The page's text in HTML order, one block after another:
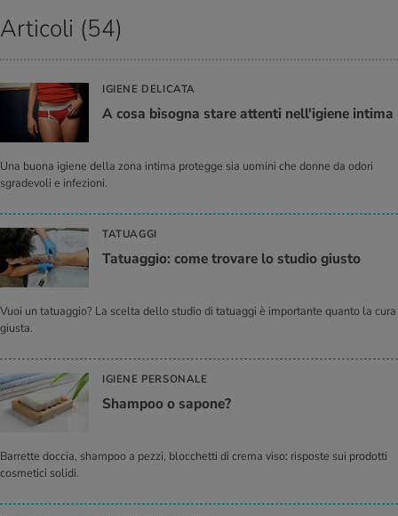
Articoli (54)
IGIENE DELICATA
A cosa bi­so­gna stare at­ten­ti nel­l'i­gie­ne in­ti­ma
Una buona igiene della zona intima protegge sia uomini che donne da odori
sgradevoli e infezioni.
TATUAGGI
Ta­tuag­gio: come tro­va­re lo stu­dio giu­sto
Vuoi un tatuaggio? La scelta dello studio di tatuaggi è importante quanto la cura
giusta.
IGIENE PERSONALE
Sham­poo o sa­po­ne?
Barrette doccia, shampoo a pezzi, blocchetti di crema viso: risposte sui prodotti
cosmetici solidi.